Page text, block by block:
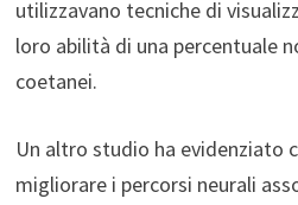
utilizzavano tecniche di
loro abilità di una percentuale
coetanei.
Un altro studio ha evidenziato
migliorare i percorsi neurali